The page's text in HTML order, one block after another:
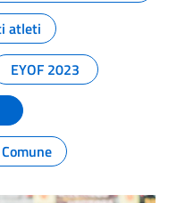
atleti
EYOF 2023